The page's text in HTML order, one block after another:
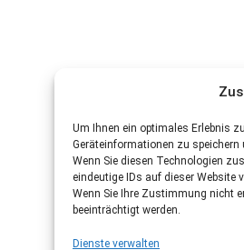
Um Ihnen ein optimales Erlebnis
Geräteinformationen zu
Wenn Sie diesen Technologien
eindeutige IDs auf dieser Website
Wenn Sie Ihre Zustimmung nicht
beeinträchtigt werden.
Dienste verwalten